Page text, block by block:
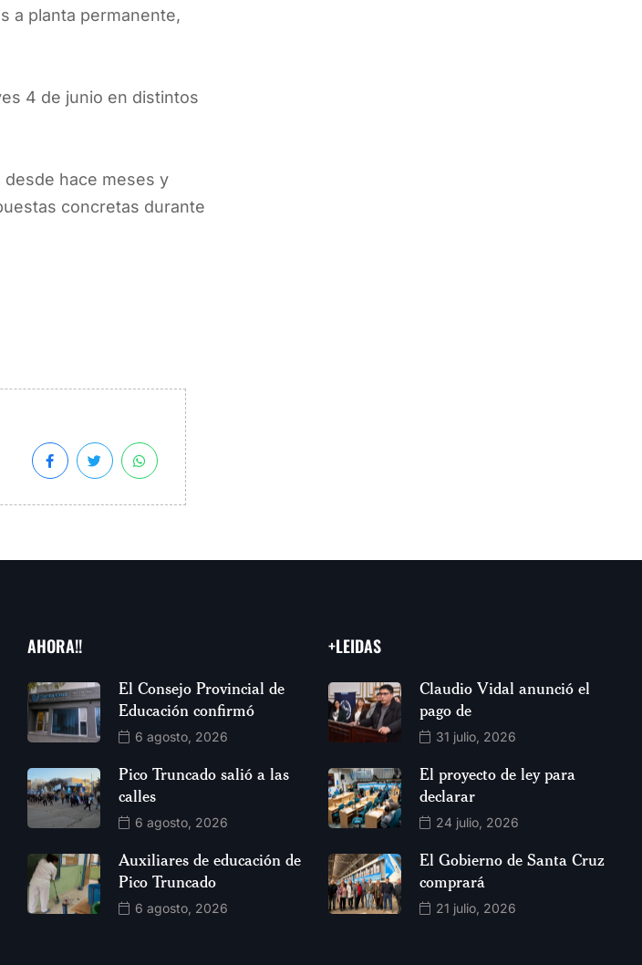
a planta permanente,
4 de junio en distintos
hace meses y
concretas durante
AHORA!!
El Consejo Provincial de
Educación confirmó
6 agosto, 2026
Pico Truncado salió a las
calles
6 agosto, 2026
Auxiliares de educación de
Pico Truncado
6 agosto, 2026
+LEIDAS
Claudio Vidal anunció el
pago de
31 julio, 2026
El proyecto de ley para
declarar
24 julio, 2026
El Gobierno de Santa Cruz
comprará
21 julio, 2026